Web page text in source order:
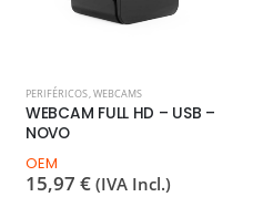
PERIFÉRICOS,WEBCAMS
WEBCAM FULL HD – USB –
NOVO
OEM
15,97 € (IVA Incl.)